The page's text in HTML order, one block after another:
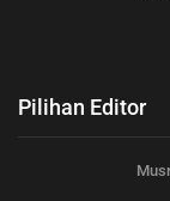
Pilihan Editor